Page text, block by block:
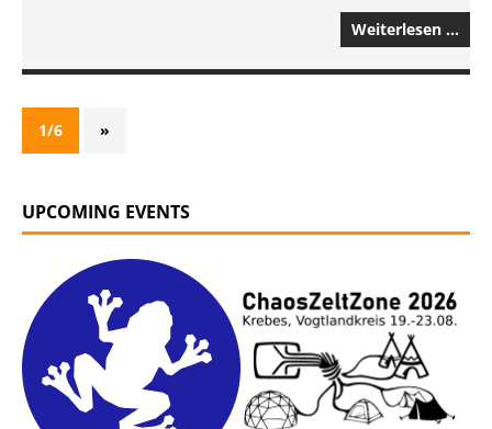
Weiterlesen …
1/6 »
UPCOMING EVENTS